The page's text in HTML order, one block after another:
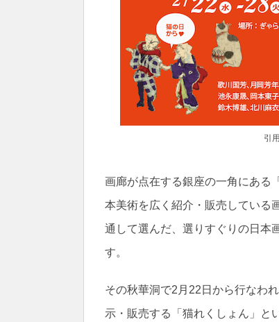
引
画廊が点在する銀座の一角にある
本美術を広く紹介・販売している
通して選んだ、選りすぐりの日本
す。
その秋華洞で2月22日から行なわ
示・販売する「猫れくしょん」と